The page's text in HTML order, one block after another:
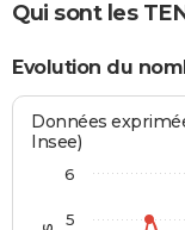
Qui sont les
Evolution du
Données
Insee)
5
6